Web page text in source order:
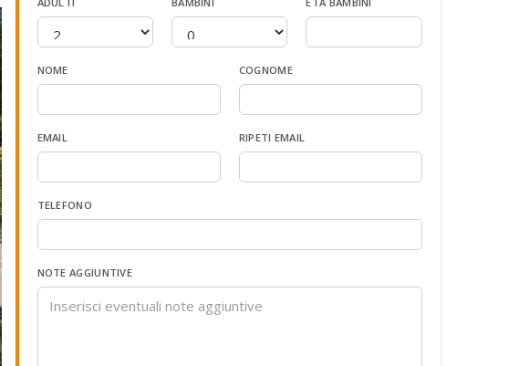
NOME COGNOME
EMAIL RIPETI EMAIL
TELEFONO
NOTE AGGIUNTIVE